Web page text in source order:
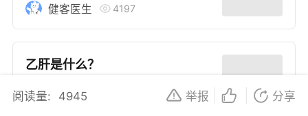
健客医生 4197
乙肝是什么？
阅读量: 4945 举报 分享